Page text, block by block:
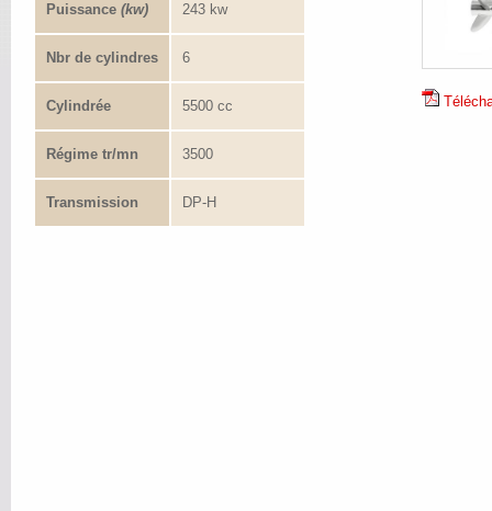
Puissance (kw) 243 kw
Nbr de cylindres 6
Cylindrée 5500 cc
Régime tr/mn 3500
Transmission DP-H